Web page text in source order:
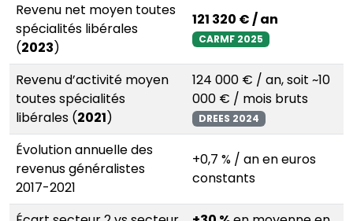
Revenu net moyen toutes
spécialités libérales
(2023)
121 320 € / an
CARMF 2025
Revenu d’activité moyen
toutes spécialités
libérales (2021)
124 000 € / an, soit ~10
000 € / mois bruts
DREES 2024
Évolution annuelle des
revenus généralistes
2017-2021
+0,7 % / an en euros
constants